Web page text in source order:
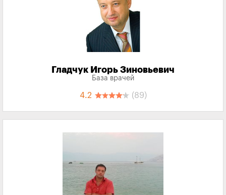
Гладчук Игорь Зиновьевич
База врачей
4.2 (89)